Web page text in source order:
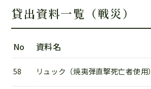
貸出資料一覧（戦災）
No 資料名
58 リュック（焼夷弾直撃死亡者使用）